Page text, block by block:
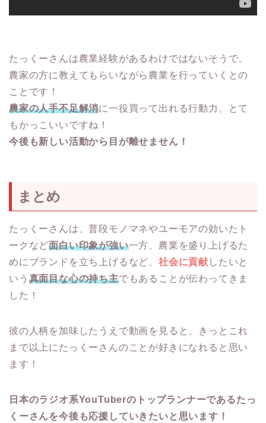
たっくーさんは農業経験があるわけではないそうで、
農家の方に教えてもらいながら農業を行っていくとの
ことです！
農家の人手不足解消に一役買って出れる行動力、とて
もかっこいいですね！
今後も新しい活動から目が離せません！
まとめ
たっくーさんは、普段モノマネやユーモアの効いたト
ークなど面白い印象が強い一方、農業を盛り上げるた
めにブランドを立ち上げるなど、社会に貢献 したいと
いう 真面目な心の持ち主でもあることが伝わってきま
した！
彼の人柄を加味したうえで動画を見ると、きっとこれ
まで以上にたっくーさんのことが好きになれると思い
ます！
日本のラジオ系YouTuberのトップランナーであるたっ
くーさんを今後も応援していきたいと思います！